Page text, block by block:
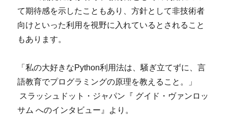
て期待感を示したこともあり、方針として非技術者
向けといった利用を視野に入れているとされること
もあります。
「私の大好きなPython利用法は、騒ぎ立てずに、言
語教育でプログラミングの原理を教えること。」
スラッシュドット・ジャパン『 グイド・ヴァンロッ
サム へのインタビュー』より。